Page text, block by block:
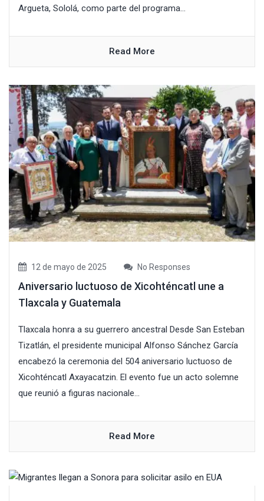
Argueta, Sololá, como parte del programa...
Read More
12 de mayo de 2025 No Responses
Aniversario luctuoso de Xicohténcatl une a
Tlaxcala y Guatemala
Tlaxcala honra a su guerrero ancestral Desde San Esteban
Tizatlán, el presidente municipal Alfonso Sánchez García
encabezó la ceremonia del 504 aniversario luctuoso de
Xicohténcatl Axayacatzin. El evento fue un acto solemne
que reunió a figuras nacionale...
Read More